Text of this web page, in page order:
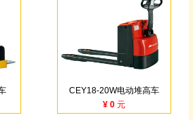
CEY18-20W电动堆高车
¥ 0 元